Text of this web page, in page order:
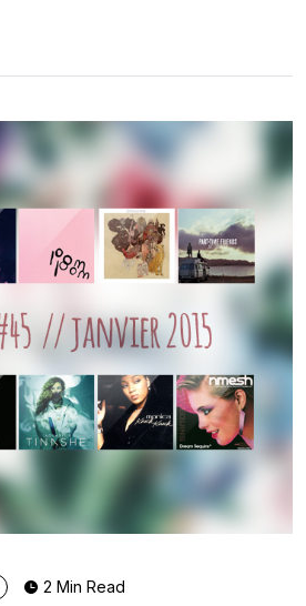
2 Min Read